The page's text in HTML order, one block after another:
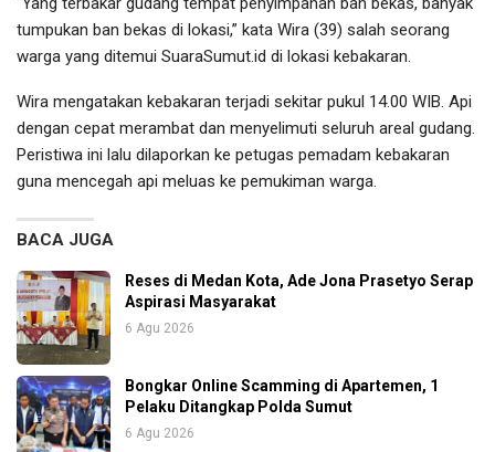
tumpukan ban bekas di lokasi,” kata Wira (39) salah seorang
warga yang ditemui SuaraSumut.id di lokasi kebakaran.
Wira mengatakan kebakaran terjadi sekitar pukul 14.00 WIB. Api
dengan cepat merambat dan menyelimuti seluruh areal gudang.
Peristiwa ini lalu dilaporkan ke petugas pemadam kebakaran
guna mencegah api meluas ke pemukiman warga.
BACA JUGA
Reses di Medan Kota, Ade Jona Prasetyo Serap
Aspirasi Masyarakat
6 Agu 2026
Bongkar Online Scamming di Apartemen, 1
Pelaku Ditangkap Polda Sumut
6 Agu 2026